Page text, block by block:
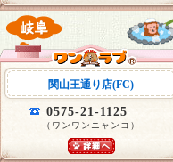
関山王通り店(FC)
0575-21-1125
（ワンワンニャンコ）